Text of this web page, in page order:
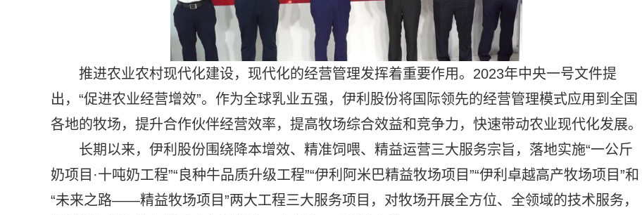
推进农业农村现代化建设，现代化的经营管理发挥着重要作用。2023年中央一号文件提
出，“促进农业经营增效”。作为全球乳业五强，伊利股份将国际领先的经营管理模式应用到全国
各地的牧场，提升合作伙伴经营效率，提高牧场综合效益和竞争力，快速带动农业现代化发展。
长期以来，伊利股份围绕降本增效、精准饲喂、精益运营三大服务宗旨，落地实施“一公斤
奶项目·十吨奶工程”“良种牛品质升级工程”“伊利阿米巴精益牧场项目”“伊利卓越高产牧场项目”和
“未来之路——精益牧场项目”两大工程三大服务项目，对牧场开展全方位、全领域的技术服务，